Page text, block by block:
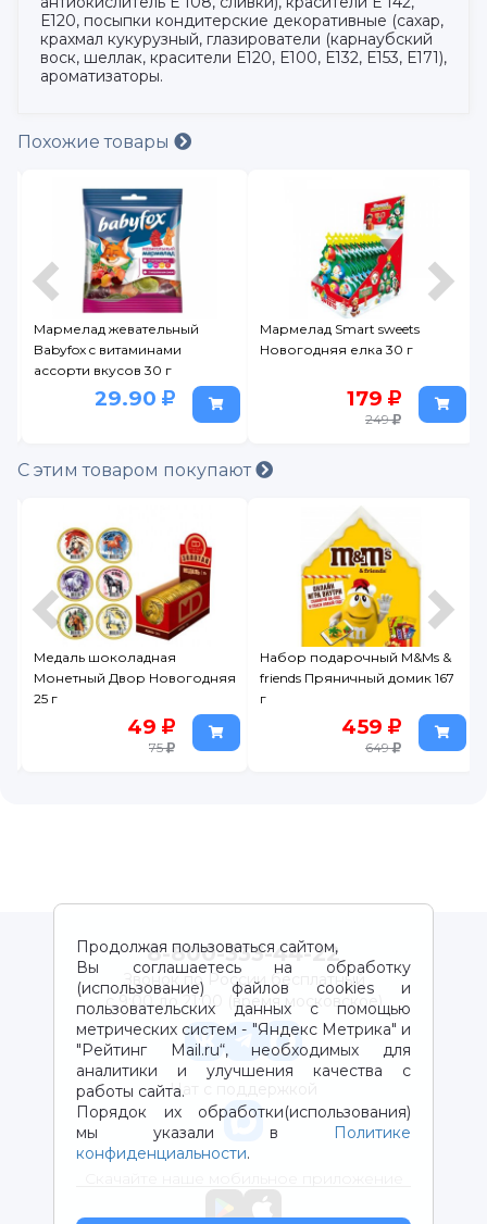
Е120, посыпки кондитерские декоративные (сахар,
крахмал кукурузный, глазирователи (карнаубский
воск, шеллак, красители Е120, Е100, Е132, Е153, Е171),
ароматизаторы.
Похожие товары
Мармелад Smart sweets
Новогодняя елка 30 г
179
Карамель леденцовая на
палочке Strike ягодно-
9.90
С этим товаром покупают
Набор подарочный M&Ms &
friends Пряничный домик 167
459
649
Карамель
палочке Strike
9.90
Продолжая пользоваться сайтом,
Вы соглашаетесь на обработку
(использование) файлов cookies и
пользовательских данных с помощью
метрических систем - "Яндекс Метрика" и
"Рейтинг Mail.ru“, необходимых для
аналитики и улучшения качества с
работы сайта.
Порядок их обработки(использования)
мы указали в
Политике
конфиденциальности.
8-800-333-44-22
Звонок по России бесплатный
с 9:00 до 21:00 (время московское)
Чат с поддержкой